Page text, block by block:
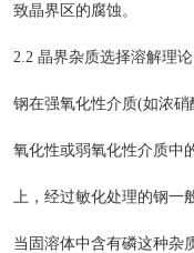
致晶界区的腐蚀。
2.2 晶界杂质选择溶解理
钢在强氧化性介质(如浓
氧化性或弱氧化性介质中
上，经过敏化处理的钢一
当固溶体中含有磷这种杂